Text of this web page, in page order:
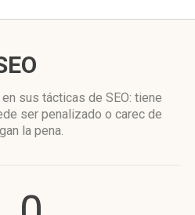
sus tácticas de SEO: tiene
ser penalizado o carec de
la pena.